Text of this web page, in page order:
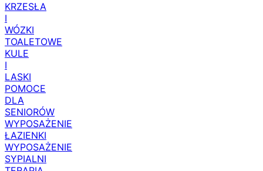
KRZESŁA
I
WÓZKI
TOALETOWE
KULE
I
LASKI
POMOCE
DLA
SENIORÓW
WYPOSAŻENIE
ŁAZIENKI
WYPOSAŻENIE
SYPIALNI